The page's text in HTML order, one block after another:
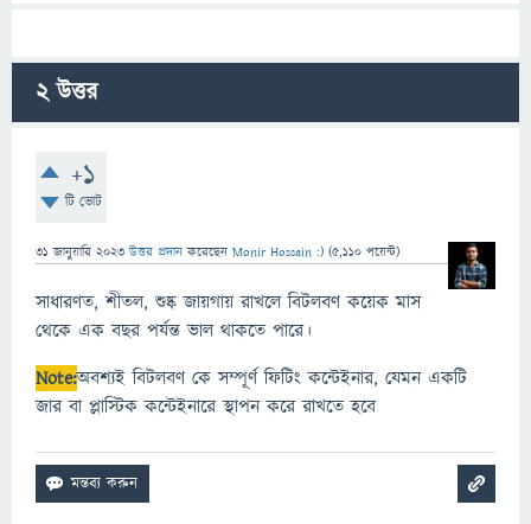
2উত্তর
+1
টি ভোট
31 জানুয়ারি 2023 উত্তর প্রদান করেছেন Monir Hossain :) (5,110 পয়েন্ট)
সাধারণত, শীতল, শুষ্ক জায়গায় রাখলে বিটলবণ কয়েক মাস
থেকে এক বছর পর্যন্ত ভাল থাকতে পারে।
Note:অবশ্যই বিটলবণ কে সম্পূর্ণ ফিটিং কন্টেইনার, যেমন একটি
জার বা প্লাস্টিক কন্টেইনারে স্থাপন করে রাখতে হবে